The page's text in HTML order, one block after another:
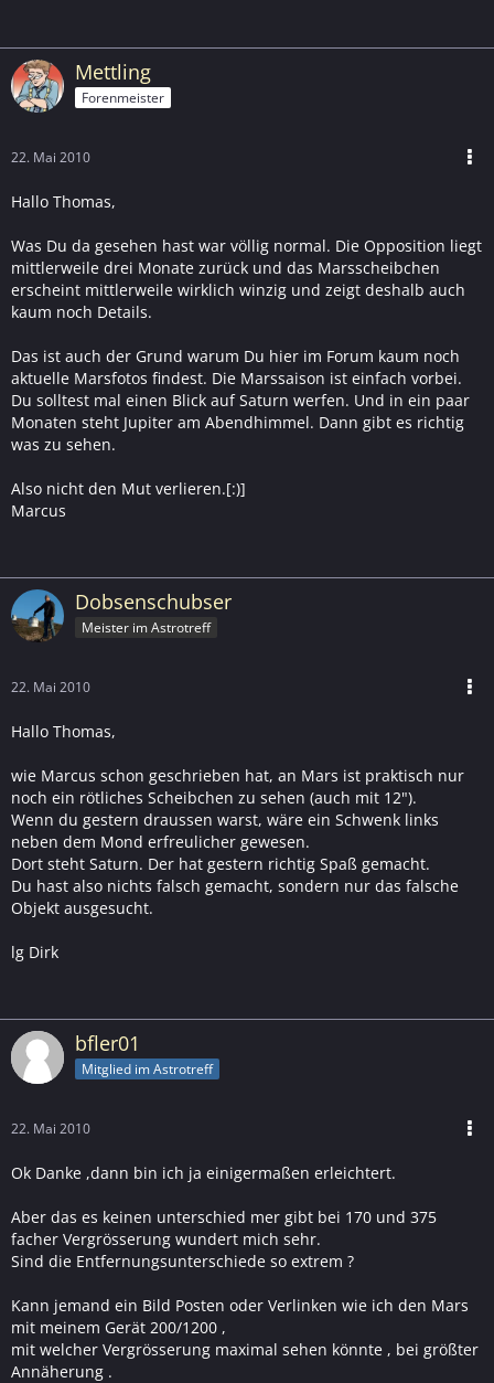
Mettling
Forenmeister
22. Mai 2010
Hallo Thomas,
Was Du da gesehen hast war völlig normal. Die Opposition liegt
mittlerweile drei Monate zurück und das Marsscheibchen
erscheint mittlerweile wirklich winzig und zeigt deshalb auch
kaum noch Details.
Das ist auch der Grund warum Du hier im Forum kaum noch
aktuelle Marsfotos findest. Die Marssaison ist einfach vorbei.
Du solltest mal einen Blick auf Saturn werfen. Und in ein paar
Monaten steht Jupiter am Abendhimmel. Dann gibt es richtig
was zu sehen.
Also nicht den Mut verlieren.[:)]
Marcus
Dobsenschubser
Meister im Astrotreff
22. Mai 2010
Hallo Thomas,
wie Marcus schon geschrieben hat, an Mars ist praktisch nur
noch ein rötliches Scheibchen zu sehen (auch mit 12").
Wenn du gestern draussen warst, wäre ein Schwenk links
neben dem Mond erfreulicher gewesen.
Dort steht Saturn. Der hat gestern richtig Spaß gemacht.
Du hast also nichts falsch gemacht, sondern nur das falsche
Objekt ausgesucht.
lg Dirk
bfler01
Mitglied im Astrotreff
22. Mai 2010
Ok Danke ,dann bin ich ja einigermaßen erleichtert.
Aber das es keinen unterschied mer gibt bei 170 und 375
facher Vergrösserung wundert mich sehr.
Sind die Entfernungsunterschiede so extrem ?
Kann jemand ein Bild Posten oder Verlinken wie ich den Mars
mit meinem Gerät 200/1200 ,
mit welcher Vergrösserung maximal sehen könnte , bei größter
Annäherung .